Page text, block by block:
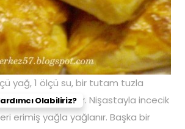
yağ, 1 ölçü su, bir tutam tuzla
saat dinlendirilir. Nişastayla incecik
erimiş yağla yağlanır. Başka bir
Olabiliriz?